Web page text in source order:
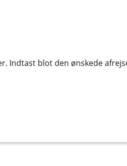
Indtast blot den ønskede